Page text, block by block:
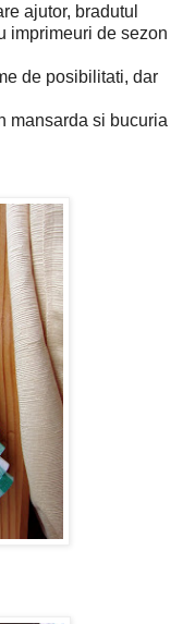
ajutor, bradutul
imprimeuri de sezon
de posibilitati, dar
mansarda si bucuria